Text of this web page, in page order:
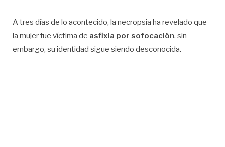
A tres días de lo acontecido, la necropsia ha revelado que
la mujer fue víctima de asfixia por sofocación, sin
embargo, su identidad sigue siendo desconocida.